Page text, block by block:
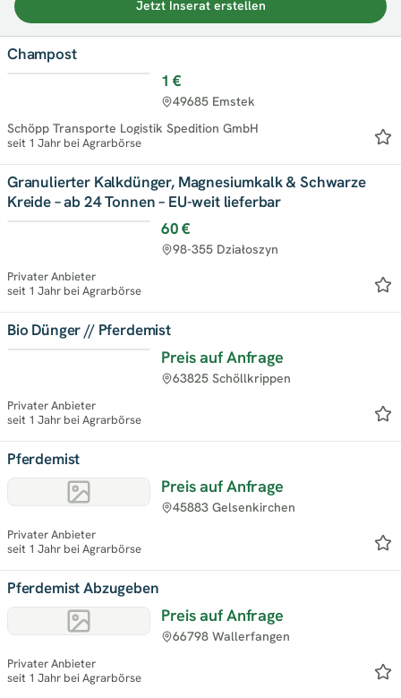
Jetzt Inserat erstellen
Champost
1 €
49685 Emstek
Schöpp Transporte Logistik Spedition GmbH
seit 1 Jahr bei Agrarbörse
Granulierter Kalkdünger, Magnesiumkalk & Schwarze
Kreide – ab 24 Tonnen – EU-weit lieferbar
60 €
98-355 Działoszyn
Privater Anbieter
seit 1 Jahr bei Agrarbörse
Bio Dünger // Pferdemist
Preis auf Anfrage
63825 Schöllkrippen
Privater Anbieter
seit 1 Jahr bei Agrarbörse
Pferdemist
Preis auf Anfrage
45883 Gelsenkirchen
Privater Anbieter
seit 1 Jahr bei Agrarbörse
Pferdemist Abzugeben
Preis auf Anfrage
66798 Wallerfangen
Privater Anbieter
seit 1 Jahr bei Agrarbörse